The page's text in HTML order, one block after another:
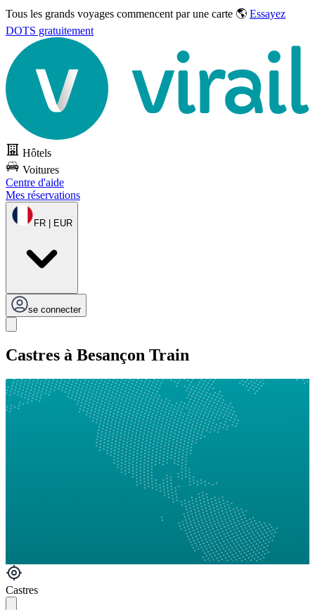
Tous les grands voyages commencent par une carte 🌎 Essayez
DOTS gratuitement
Hôtels
Voitures
Centre d'aide
Mes réservations
FR | EUR
se connecter
Castres à Besançon Train
Castres